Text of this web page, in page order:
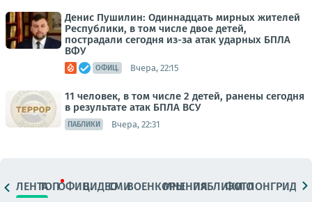
Денис Пушилин: Одиннадцать мирных жителей
Республики, в том числе двое детей,
пострадали сегодня из-за атак ударных БПЛА
ВФУ
ОФИЦ. Вчера, 22:15
11 человек, в том числе 2 детей, ранены сегодня
в результате атак БПЛА ВСУ
ПАБЛИКИ Вчера, 22:31
ЛЕНТАТОПОФИЦ.ВИДЕОСМИВОЕНКОРЫМНЕНИЯПАБЛИКИ
ФОТОЛОНГРИДЫ